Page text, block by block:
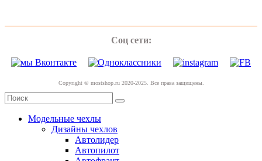
Соц сети:
Copyright © mostshop.ru 2020-2025. Все права защищены.
Модельные чехлы
Дизайны чехлов
Автолидер
Автопилот